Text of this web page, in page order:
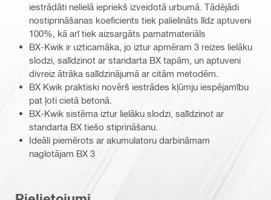
iestrādāti nelielā iepriekš izveidotā urbumā. Tādējādi
nostiprināšanas koeficients tiek palielināts līdz aptuveni
100%, kā arī tiek aizsargāts pamatmateriāls
BX-Kwik ir uzticamāka, jo iztur apmēram 3 reizes lielāku
slodzi, salīdzinot ar standarta BX tapām, un aptuveni
divreiz ātrāka salīdzinājumā ar citām metodēm.
BX Kwik praktiski novērš iestrādes kļūmju iespējamību
pat ļoti cietā betonā.
BX-Kwik sistēma iztur lielāku slodzi, salīdzinot ar
standarta BX tiešo stiprināšanu.
Ideāli piemērots ar akumulatoru darbināmam
naglotājam BX 3